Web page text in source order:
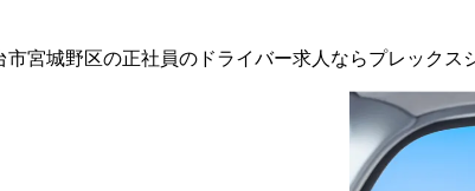
市宮城野区の正社員の ドライバー求人ならプレックス